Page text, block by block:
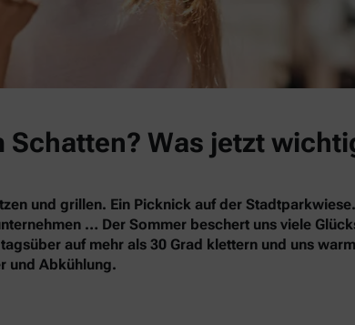
Schatten? Was jetzt
und grillen. Ein Picknick auf der
… Der Sommer beschert uns viele
auf mehr als 30 Grad klettern und uns
und Abkühlung.